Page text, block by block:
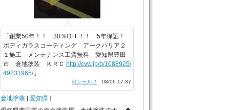
「創業50年！！ 30％OFF！！ 5年保証！
ボディガラスコーティング アークバリア２
１施工 メンテナンス工賃無料 愛知県豊田
市 倉地塗装 ＫＲＣ http://cvw.jp/b/1088925/
49231965/」
何シテル？ 08/06 17:37
倉地塗装 [愛知県 ]